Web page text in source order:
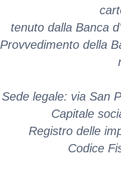
tenuto dalla Banca
Provvedimento della
Sede legale: via San
Capitale
Registro delle
Codice